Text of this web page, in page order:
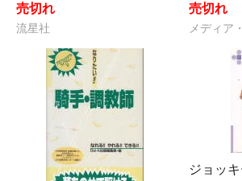
売切れ
流星社
売切れ
メディア
ジョッ